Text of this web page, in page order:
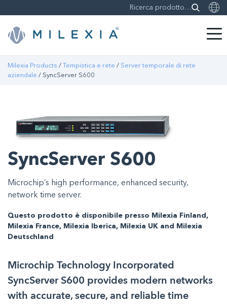
Skip
Milexia Products / Tempistica e rete / Server temporale di rete
aziendale / SyncServer S600
SyncServer S600
Microchip’s high performance, enhanced security,
network time server.
Questo prodotto è disponibile presso Milexia Finland,
Milexia France, Milexia Iberica, Milexia UK and Milexia
Deutschland
Microchip Technology Incorporated
SyncServer S600 provides modern networks
with accurate, secure, and reliable time